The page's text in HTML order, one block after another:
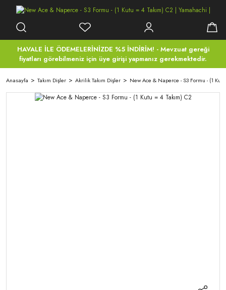
HAVALE İLE ÖDEMELERİNİZDE %5 İNDİRİM! - Mevzuat gereği
fiyatları görebilmeniz için üye girişi yapmanız gerekmektedir.
Anasayfa Takım Dişler Akrilik Takım Dişler New Ace & Naperce - S3 Formu - (1